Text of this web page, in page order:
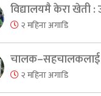
विद्यालयमै केरा खेती :
२ महिना अगाडि
चालक–सहचालकलाई
२ महिना अगाडि